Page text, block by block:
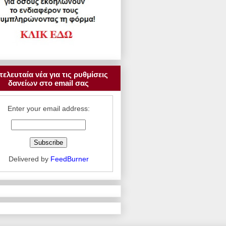
νέα για τις ρυθμίσεις
δανείων στο email σας
Enter your email address:
Delivered by FeedBurner